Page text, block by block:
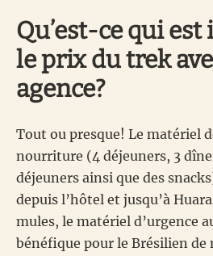
Qu’est-ce qui
le prix du trek
agence?
Tout ou presque! Le matériel
nourriture (4 déjeuners, 3
déjeuners ainsi que des
depuis l’hôtel et jusqu’à
mules, le matériel d’urgence
bénéfique pour le Brésilien